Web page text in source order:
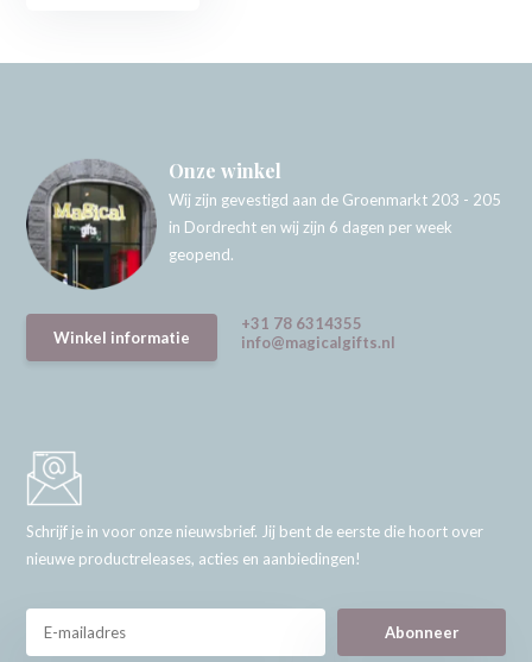
Onze winkel
Wij zijn gevestigd aan de Groenmarkt 203 - 205
in Dordrecht en wij zijn 6 dagen per week
geopend.
Winkel informatie
+31 78 6314355
info@magicalgifts.nl
Schrijf je in voor onze nieuwsbrief. Jij bent de eerste die hoort over
nieuwe productreleases, acties en aanbiedingen!
Abonneer